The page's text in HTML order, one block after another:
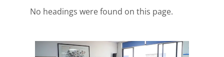
No headings were found on this page.